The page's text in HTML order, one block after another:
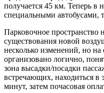
получается 45 км. Теперь в
специальными автобусами,
Парковочное пространство
существования новой
несколько изменений, но на
организовано логично,
зона высадки/посадки
встречающих, находиться в
минут, затем почасовая